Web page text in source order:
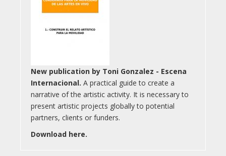
New publication by Toni Gonzalez - Escena
Internacional. A practical guide to create a
narrative of the artistic activity. It is necessary to
present artistic projects globally to potential
partners, clients or funders.
Download here.